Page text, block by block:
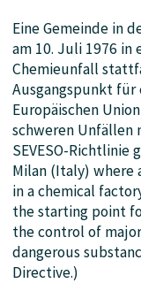
Eine Gemeinde in
am 10. Juli 1976 in
Chemieunfall
Ausgangspunkt
Europäischen
schweren Unfällen
SEVESO-Richtlinie
Milan (Italy) where
in a chemical
the starting point
the control of
dangerous
Directive.)